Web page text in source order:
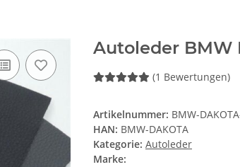
Autoleder BMW
(1 Bewertungen)
Artikelnummer: BMW-
HAN: BMW-DAKOTA
Kategorie: Autoleder
Marke: